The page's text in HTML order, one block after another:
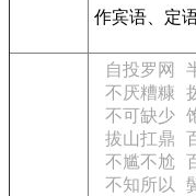
作宾语、定
自投罗网
不厌糟糠
不可缺少
拔山扛鼎
不尴不尬
不知所以